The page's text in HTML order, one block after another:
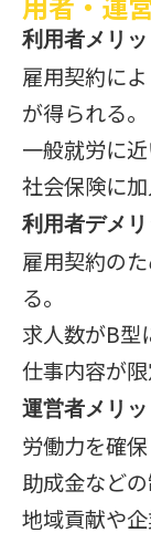
利用者メリ
雇用契約に
が得られる。
一般就労に
社会保険に加
利用者デメ
雇用契約の
る。
求人数がB型
仕事内容が限
運営者メリ
労働力を確
助成金など
地域貢献や